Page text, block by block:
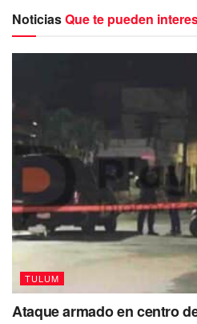
en una audiencia programada,
expediente 638/2022, ante el
NoticiasQue te pueden
TULUM
Ataque armado en centro